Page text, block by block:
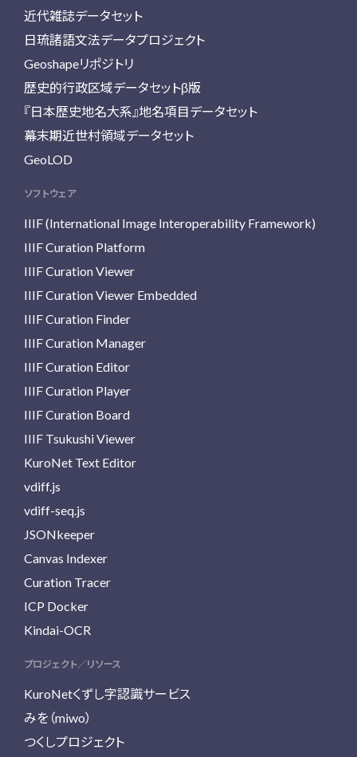
近代雑誌データセット
日琉諸語文法データプロジェクト
Geoshapeリポジトリ
歴史的行政区域データセットβ版
『日本歴史地名大系』地名項目データセット
幕末期近世村領域データセット
GeoLOD
ソフトウェア
IIIF (International Image Interoperability Framework)
IIIF Curation Platform
IIIF Curation Viewer
IIIF Curation Viewer Embedded
IIIF Curation Finder
IIIF Curation Manager
IIIF Curation Editor
IIIF Curation Player
IIIF Curation Board
IIIF Tsukushi Viewer
KuroNet Text Editor
vdiff.js
vdiff-seq.js
JSONkeeper
Canvas Indexer
Curation Tracer
ICP Docker
Kindai-OCR
プロジェクト／リソース
KuroNetくずし字認識サービス
みを（miwo）
つくしプロジェクト